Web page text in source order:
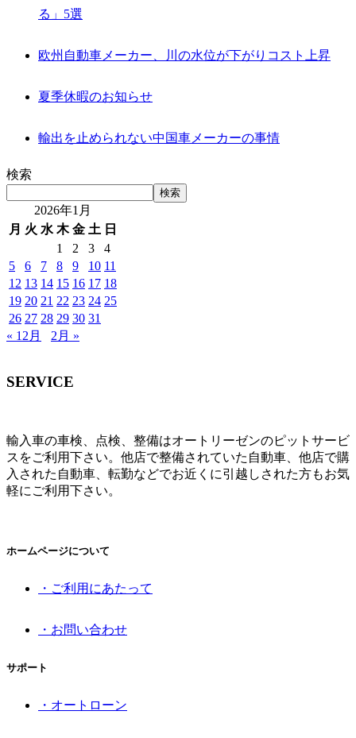
る」5選
欧州自動車メーカー、川の水位が下がりコスト上昇
夏季休暇のお知らせ
輸出を止められない中国車メーカーの事情
検索
検索
2026年1月
月 火 水 木 金 土 日
1
2 3
4
5
6 7 8 9 10 11
12 13 14 15 16 17 18
19 20 21 22 23 24 25
26 27 28 29 30 31
« 12月
2月 »
SERVICE
輸入車の車検、点検、整備はオートリーゼンのピットサービ
スをご利用下さい。他店で整備されていた自動車、他店で購
入された自動車、転勤などでお近くに引越しされた方もお気
軽にご利用下さい。
ホームページについて
・ご利用にあたって
・お問い合わせ
サポート
・オートローン